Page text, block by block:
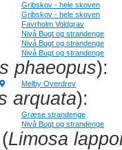
Gribskov - hele skoven
Gribskov - hele skoven
Favrholm Voldgrav
Nivå Bugt og strandenge
Nivå Bugt og strandenge
Nivå Bugt og strandenge
phaeopus):
Melby Overdrev
arquata):
Græse strandenge
Nivå Bugt og strandenge
(Limosa